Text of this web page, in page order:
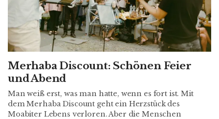
Merhaba Discount: Schönen Feier
und Abend
Man weiß erst, was man hatte, wenn es fort ist. Mit
dem Merhaba Discount geht ein Herzstück des
Moabiter Lebens verloren. Aber die Menschen